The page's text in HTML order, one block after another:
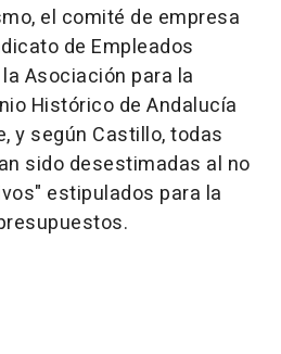
el comité de empresa
de Empleados
Asociación para la
Histórico de Andalucía
y según Castillo, todas
sido desestimadas al no
estipulados para la